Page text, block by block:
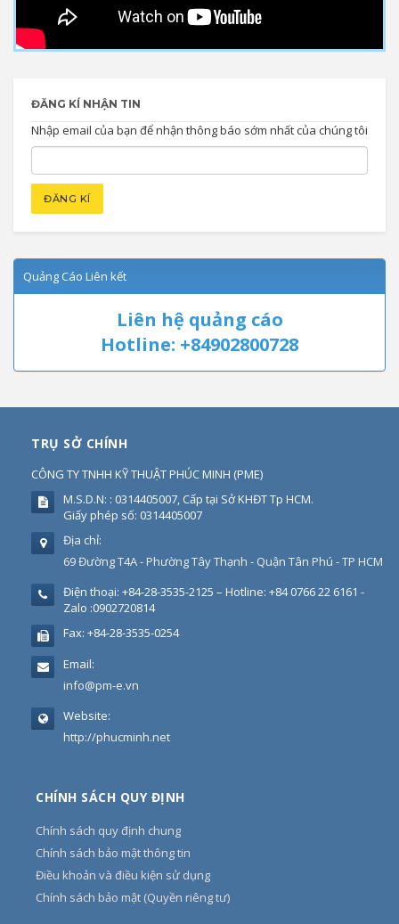
ĐĂNG KÍ NHẬN TIN
Nhập email của bạn để nhận thông báo sớm nhất của chúng tôi
Quảng Cáo Liên kết
Liên hệ quảng cáo
Hotline: +84902800728
TRỤ SỞ CHÍNH
CÔNG TY TNHH KỸ THUẬT PHÚC MINH (PME)
M.S.D.N: : 0314405007, Cấp tại Sở KHĐT Tp HCM.
Giấy phép số: 0314405007
Địa chỉ:
69 Đường T4A - Phường Tây Thạnh - Quận Tân Phú - TP HCM
Điện thoại: +84-28-3535-2125 – Hotline: +84 0766 22 6161 -
Zalo :0902720814
Fax: +84-28-3535-0254
Email:
info@pm-e.vn
Website:
http://phucminh.net
CHÍNH SÁCH QUY ĐỊNH
Chính sách quy định chung
Chính sách bảo mật thông tin
Điều khoản và điều kiện sử dụng
Chính sách bảo mật (Quyền riêng tư)